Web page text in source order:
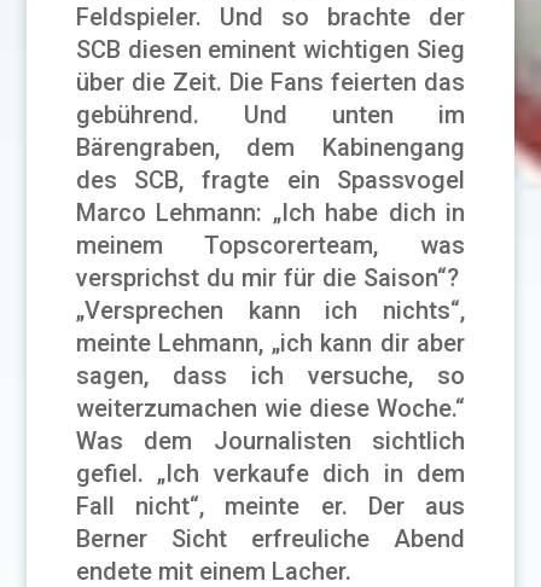
Feldspieler. Und so brachte der
SCB diesen eminent wichtigen Sieg
über die Zeit. Die Fans feierten das
gebührend. Und unten im
Bärengraben, dem Kabinengang
des SCB, fragte ein Spassvogel
Marco Lehmann: „Ich habe dich in
meinem Topscorerteam, was
versprichst du mir für die Saison“?
„Versprechen kann ich nichts“,
meinte Lehmann, „ich kann dir aber
sagen, dass ich versuche, so
weiterzumachen wie diese Woche.“
Was dem Journalisten sichtlich
gefiel. „Ich verkaufe dich in dem
Fall nicht“, meinte er. Der aus
Berner Sicht erfreuliche Abend
endete mit einem Lacher.